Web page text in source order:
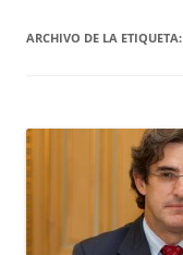
ARCHIVO DE LA ETIQUETA: